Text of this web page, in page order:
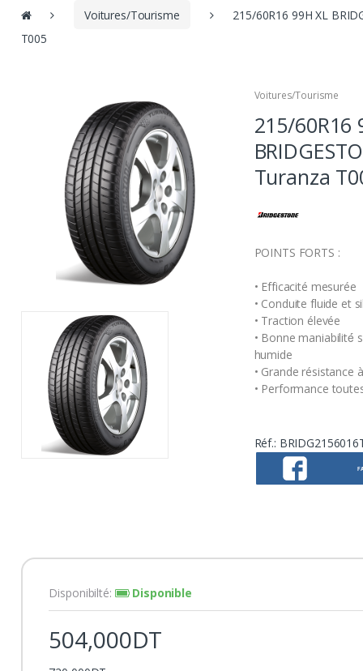
V
u
Voitures/Tourisme
215/60R16 99H XL
T005
Voitures/Tourisme
215/60R16
Turanza
POINTS FORTS :
• Efficacité mesurée
• Conduite fluide et
• Traction élevée
• Bonne maniabilité́
humide
• Grande résistance
• Performance
Réf.:
Disponibilté: Disponible
504,000DT